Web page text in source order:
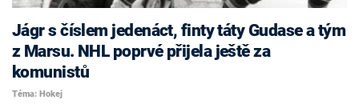
Jágr s číslem jedenáct, finty táty Gudase a tým
z Marsu. NHL poprvé přijela ještě za
komunistů
Téma: Hokej